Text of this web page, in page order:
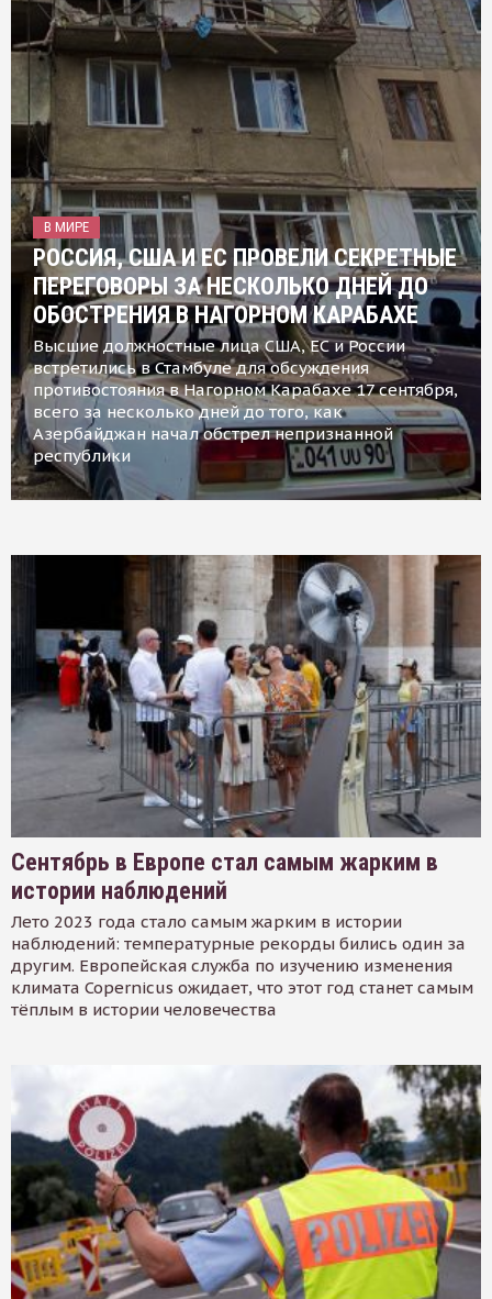
В МИРЕ
РОССИЯ, США И ЕС ПРОВЕЛИ СЕКРЕТНЫЕ
ПЕРЕГОВОРЫ ЗА НЕСКОЛЬКО ДНЕЙ ДО
ОБОСТРЕНИЯ В НАГОРНОМ КАРАБАХЕ
Высшие должностные лица США, ЕС и России
встретились в Стамбуле для обсуждения
противостояния в Нагорном Карабахе 17 сентября,
всего за несколько дней до того, как
Азербайджан начал обстрел непризнанной
республики
Сентябрь в Европе стал самым жарким в
истории наблюдений
Лето 2023 года стало самым жарким в истории
наблюдений: температурные рекорды бились один за
другим. Европейская служба по изучению изменения
климата Copernicus ожидает, что этот год станет самым
тёплым в истории человечества